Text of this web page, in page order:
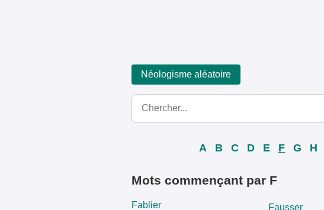
Néologisme aléatoire
A B C D E F G H
Mots commençant par F
Fablier
Fausser